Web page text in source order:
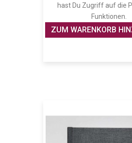
hast Du Zugriff auf die
Funktionen.
ZUM WARENKORB